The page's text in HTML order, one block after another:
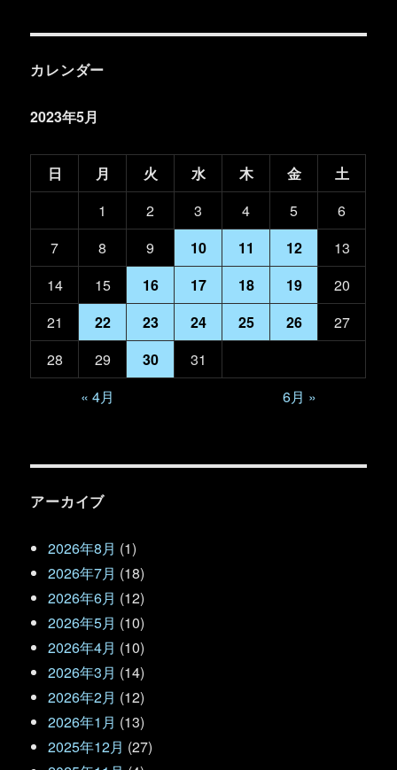
カレンダー
2023年5月
日 月 火 水 木 金
土
1
2 3 4 5
6
7
8 9 10 11 12
13
14
15 16 17 18 19
20
21
22 23 24 25 26
27
28
29 30
31
« 4月
6月 »
アーカイブ
2026年8月 (1)
2026年7月 (18)
2026年6月 (12)
2026年5月 (10)
2026年4月 (10)
2026年3月 (14)
2026年2月 (12)
2026年1月 (13)
2025年12月 (27)